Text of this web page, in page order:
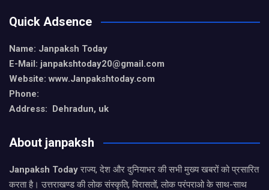
Quick Adsence
Name: Janpaksh Today
E-Mail: janpakshtoday20@gmail.com
Website: www.Janpakshtoday.com
Phone:
Address: Dehradun, uk
About janpaksh
Janpaksh Todayराज्य, देश और दुनियाभर की सभी मुख्य खबरों को प्रसारित
करता है। उत्तराखण्ड की लोक संस्कृति, विरासतों, लोक परंपराओ के साथ-साथ